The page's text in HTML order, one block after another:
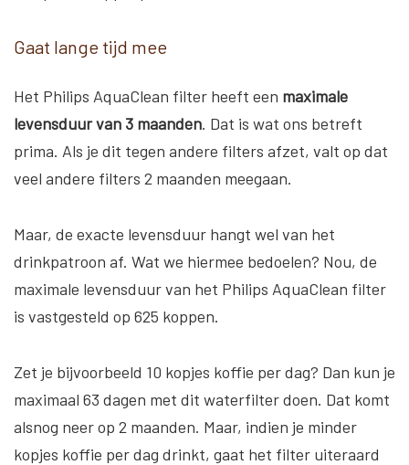
Gaat lange tijd mee
Het Philips AquaClean filter heeft een maximale
levensduur van 3 maanden. Dat is wat ons betreft
prima. Als je dit tegen andere filters afzet, valt op dat
veel andere filters 2 maanden meegaan.
Maar, de exacte levensduur hangt wel van het
drinkpatroon af. Wat we hiermee bedoelen? Nou, de
maximale levensduur van het Philips AquaClean filter
is vastgesteld op 625 koppen.
Zet je bijvoorbeeld 10 kopjes koffie per dag? Dan kun je
maximaal 63 dagen met dit waterfilter doen. Dat komt
alsnog neer op 2 maanden. Maar, indien je minder
kopjes koffie per dag drinkt, gaat het filter uiteraard